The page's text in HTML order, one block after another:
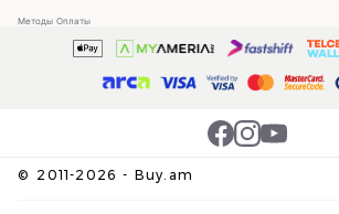
© 2011-2026 - Buy.am
Методы Оплаты